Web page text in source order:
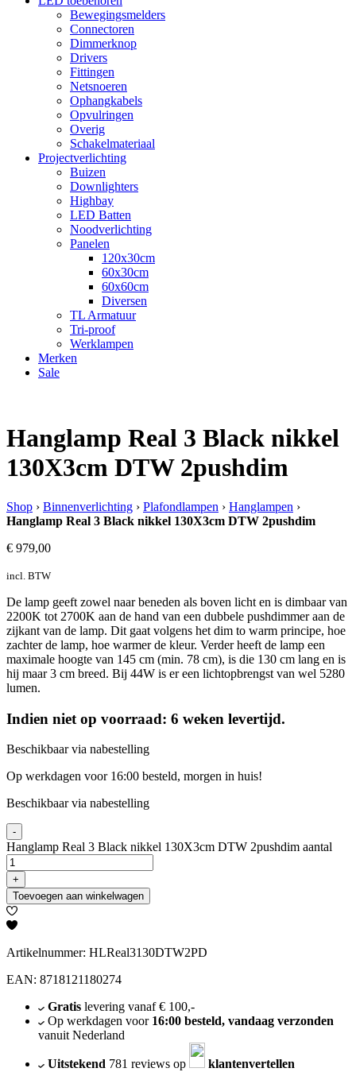
Bewegingsmelders
Connectoren
Dimmerknop
Drivers
Fittingen
Netsnoeren
Ophangkabels
Opvulringen
Overig
Schakelmateriaal
Projectverlichting
Buizen
Downlighters
Highbay
LED Batten
Noodverlichting
Panelen
120x30cm
60x30cm
60x60cm
Diversen
TL Armatuur
Tri-proof
Werklampen
Merken
Sale
Hanglamp Real 3 Black nikkel
130X3cm DTW 2pushdim
Shop › Binnenverlichting › Plafondlampen › Hanglampen ›
Hanglamp Real 3 Black nikkel 130X3cm DTW 2pushdim
€ 979,00
incl. BTW
De lamp geeft zowel naar beneden als boven licht en is dimbaar van
2200K tot 2700K aan de hand van een dubbele pushdimmer aan de
zijkant van de lamp. Dit gaat volgens het dim to warm principe, hoe
zachter de lamp, hoe warmer de kleur. Verder heeft de lamp een
maximale hoogte van 145 cm (min. 78 cm), is die 130 cm lang en is
hij maar 3 cm breed. Bij 44W is er een lichtopbrengst van wel 5280
lumen.
Indien niet op voorraad: 6 weken levertijd.
Beschikbaar via nabestelling
Op werkdagen voor 16:00 besteld, morgen in huis!
Beschikbaar via nabestelling
-
Hanglamp Real 3 Black nikkel 130X3cm DTW 2pushdim aantal
+
Toevoegen aan winkelwagen
Artikelnummer: HLReal3130DTW2PD
EAN: 8718121180274
Gratislevering vanaf € 100,-
Op werkdagen voor 16:00 besteld, vandaag verzonden
vanuit Nederland
Uitstekend 781 reviews op
klantenvertellen